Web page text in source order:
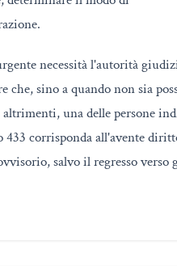
necessità l'autorità
che, sino a quando non sia
altrimenti, una delle persone
433 corrisponda all'avente
salvo il regresso verso